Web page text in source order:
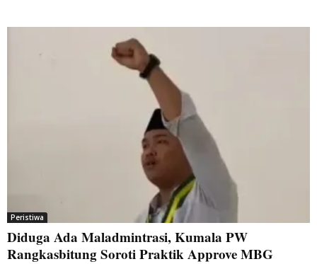
Peristiwa
Diduga Ada Maladmintrasi, Kumala PW
Rangkasbitung Soroti Praktik Approve MBG